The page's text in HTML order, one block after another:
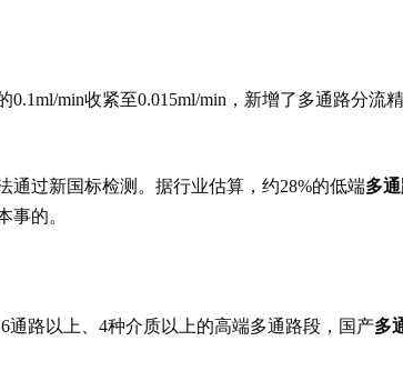
min收紧至0.015ml/min，新增了多通路分流
通过新国标检测。据行业估算，约28%的低端多
事的。
通路以上、4种介质以上的高端多通路段，国产多